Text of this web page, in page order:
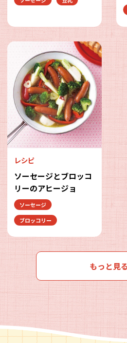
レシピ
ソーセージとブロッコ
リーのアヒージョ
ソーセージ
ブロッコリー
もっと見る